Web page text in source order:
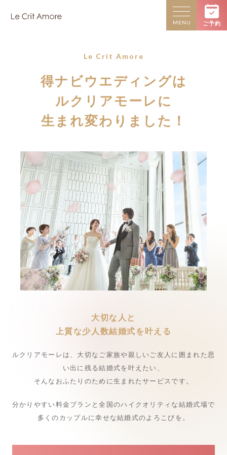
MENU ご予約
Le Crit Amore
得ナビウエディングは
ルクリアモーレに
生まれ変わりました！
大切な人と
上質な少人数結婚式を叶える
ルクリアモーレは、大切なご家族や親しいご友人に囲まれた思
い出に残る結婚式を叶えたい、
そんなおふたりのために生まれたサービスです。
分かりやすい料金プランと全国のハイクオリティな結婚式場で
多くのカップルに幸せな結婚式のよろこびを。